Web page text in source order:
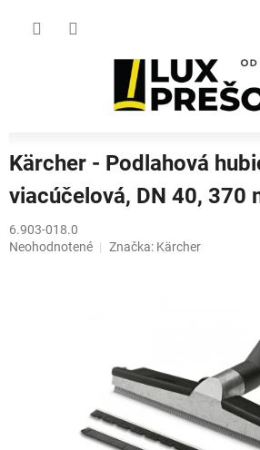
Kärcher - Podlahová
viacúčelová, DN 40, 370
6.903-018.0
Priemerné
Neohodnotené Značka: Kärcher